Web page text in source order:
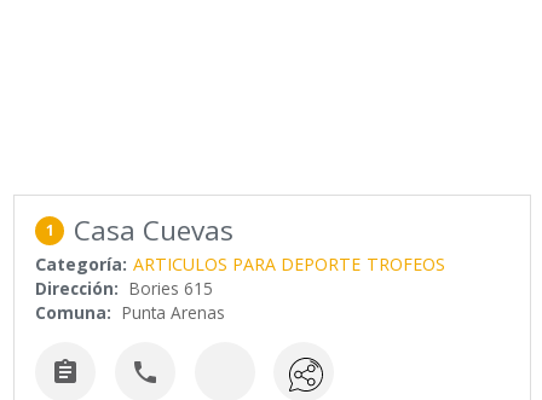
1 Casa Cuevas
Categoría: ARTICULOS PARA DEPORTE TROFEOS
Dirección: Bories 615
Comuna: Punta Arenas
 